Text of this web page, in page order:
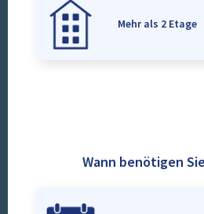
Mehr als 2 Etage
Wann benötigen